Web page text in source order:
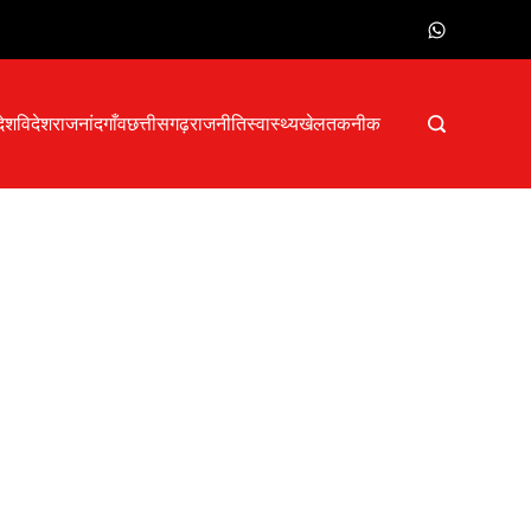
विदेशराजनांदगाँवछत्तीसगढ़राजनीतिस्वास्थ्यखेलतकनीक